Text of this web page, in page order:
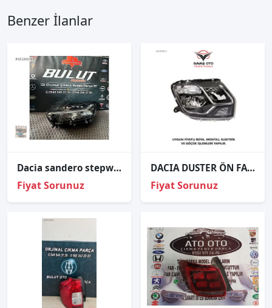
Benzer İlanlar
Dacia sandero stepway sol ön ledli far 2020-2023
Fiyat Sorunuz
DACIA DUSTER ÖN FAR KABLOLU SAĞ SOL 2013 VE ÜZERİ / TAİWAN
Fiyat Sorunuz